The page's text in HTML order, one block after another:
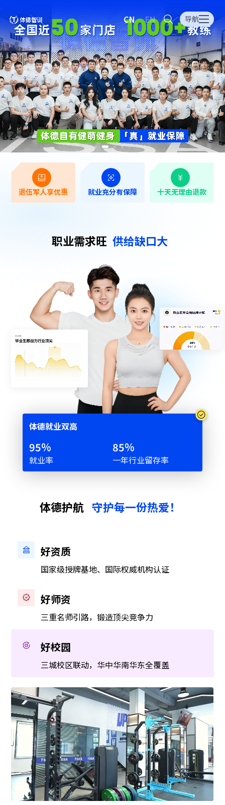
CN EN 导航
退伍军人享优惠 就业充分有保障 十天无理由退款
职业需求旺 供给缺口大
体德就业双⾼
95%
就业率
85%
一年行业留存率
体德护航 守护每一份热爱！
好资质
国家级授牌基地、国际权威机构认证
好师资
三重名师引路，锻造顶尖竞争力
好校园
三城校区联动，华中华南华东全覆盖